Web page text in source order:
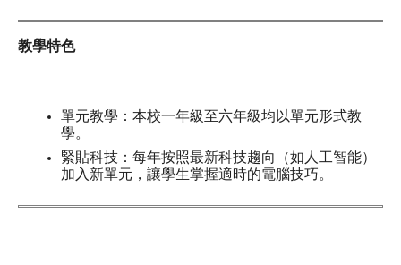
教學特色
單元教學：本校一年級至六年級均以單元形式教
學。
緊貼科技：每年按照最新科技趨向（如人工智能）
加入新單元，讓學生掌握適時的電腦技巧。